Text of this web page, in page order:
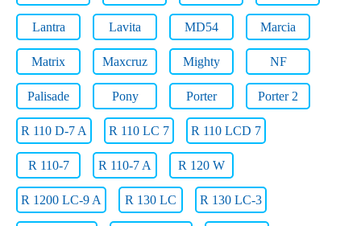
Lantra Lavita MD54 Marcia
Matrix Maxcruz Mighty NF
Palisade Pony Porter Porter 2
R 110 D-7 A R 110 LC 7 R 110 LCD 7
R 110-7 R 110-7 A R 120 W
R 1200 LC-9 A R 130 LC R 130 LC-3